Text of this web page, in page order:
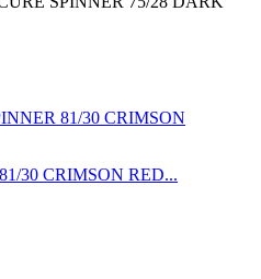
30 CRIMSON RED...